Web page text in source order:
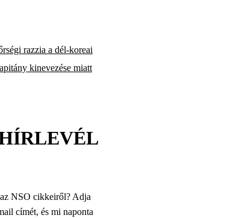
razzia a dél-koreai
kinevezése miatt
NSO cikkeiről? Adja
címét, és mi naponta